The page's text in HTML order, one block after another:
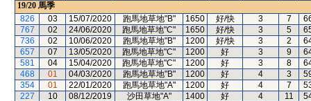
19/20 馬季
826
03 15/07/2020 跑馬地草地"B" 1650 好/快 3 7
767
02 24/06/2020 跑馬地草地"C" 1650 好/快 3 5
736
02 10/06/2020 跑馬地草地"B" 1200 好/快 3 2
657
07 13/05/2020 跑馬地草地"C" 1200 好 3 9
581
04 15/04/2020 跑馬地草地"C" 1200 好 3 8
468
01 04/03/2020 跑馬地草地"B" 1200 好 4 3
354
01 22/01/2020 跑馬地草地"A" 1200 好 4 7
227
10 08/12/2019 沙田草地"A" 1400 好 4 11